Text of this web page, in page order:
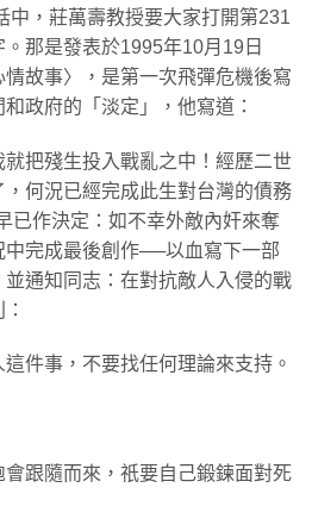
中，莊萬壽教授要大家打開第231
那是發表於1995年10月19日
情故事〉，是第一次飛彈危機後寫
政府的「淡定」，他寫道：
把殘生投入戰亂之中！經歷二世
何況已經完成此生對台灣的債務
已作決定：如不幸外敵內奸來奪
完成最後創作──以血寫下一部
通知同志：在對抗敵人入侵的戰
件事，不要找任何理論來支持。
跟隨而來，祇要自己鍛鍊面對死